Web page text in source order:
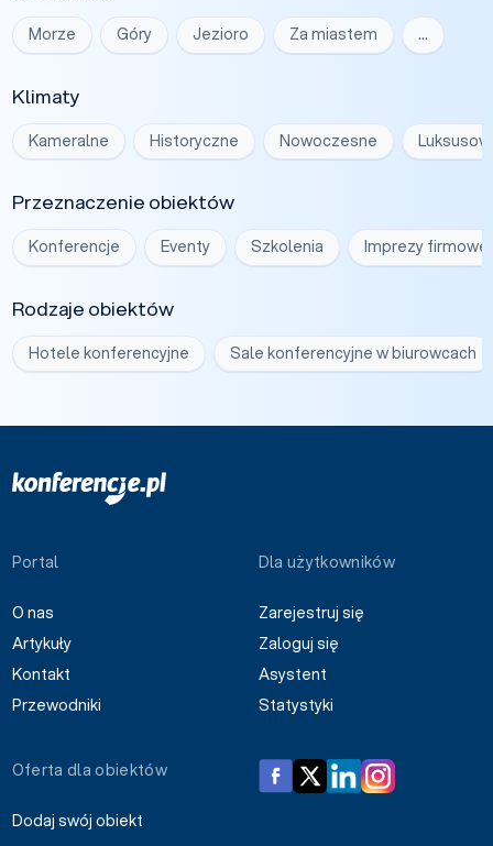
Morze Góry Jezioro Za miastem …
Klimaty
Kameralne Historyczne Nowoczesne
Przeznaczenie obiektów
Konferencje Eventy Szkolenia Imprezy firmowe
Rodzaje obiektów
Hotele konferencyjne Sale konferencyjne w biurowcach
Portal
O nas
Artykuły
Kontakt
Przewodniki
Dla użytkowników
Zarejestruj się
Zaloguj się
Asystent
Statystyki
Oferta dla obiektów
Dodaj swój obiekt